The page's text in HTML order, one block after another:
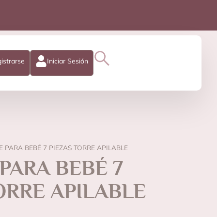
Iniciar Sesión
PARA BEBÉ 7 PIEZAS TORRE APILABLE
BEBÉ 7
APILABLE